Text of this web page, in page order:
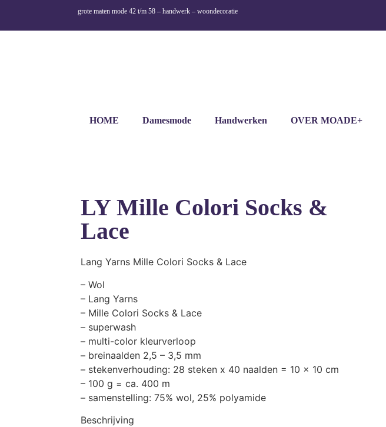
grote maten mode 42 t/m 58 – handwerk – woondecoratie
HOME Damesmode Handwerken OVER MOADE+
LY Mille Colori Socks &
Lace
Lang Yarns Mille Colori Socks & Lace
– Wol
– Lang Yarns
– Mille Colori Socks & Lace
– superwash
– multi-color kleurverloop
– breinaalden 2,5 – 3,5 mm
– stekenverhouding: 28 steken x 40 naalden = 10 x 10 cm
– 100 g = ca. 400 m
– samenstelling: 75% wol, 25% polyamide
Beschrijving